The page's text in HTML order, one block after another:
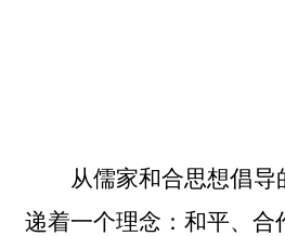
从儒家和合思想倡
递着一个理念：和平、